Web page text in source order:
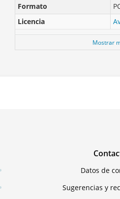
Formato
Licencia
Mostrar
Datos de
Sugerencias y